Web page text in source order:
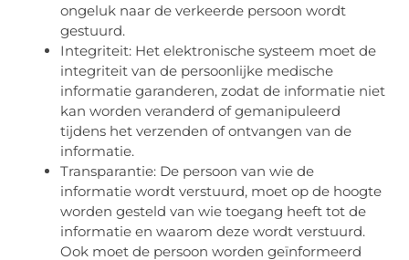
ongeluk naar de verkeerde persoon wordt
gestuurd.
Integriteit: Het elektronische systeem moet de
integriteit van de persoonlijke medische
informatie garanderen, zodat de informatie niet
kan worden veranderd of gemanipuleerd
tijdens het verzenden of ontvangen van de
informatie.
Transparantie: De persoon van wie de
informatie wordt verstuurd, moet op de hoogte
worden gesteld van wie toegang heeft tot de
informatie en waarom deze wordt verstuurd.
Ook moet de persoon worden geïnformeerd